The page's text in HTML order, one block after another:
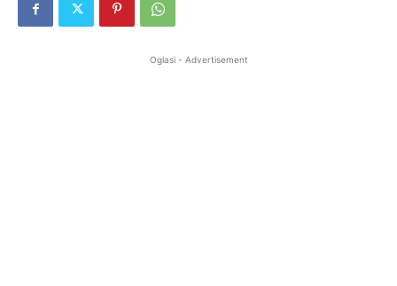
Oglasi - Advertisement